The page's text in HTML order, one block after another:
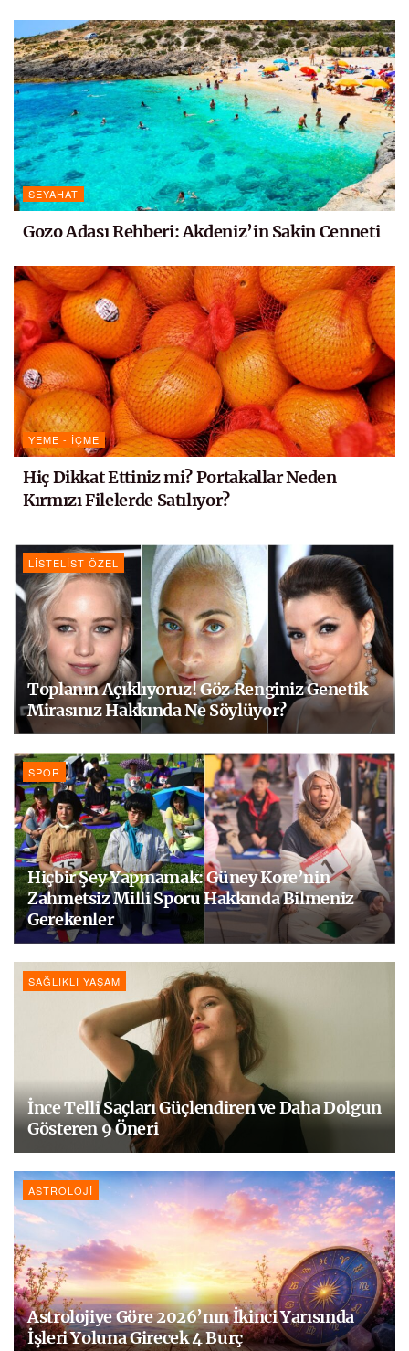
SEYAHAT
Gozo Adası Rehberi: Akdeniz’in Sakin Cenneti
YEME - İÇME
Hiç Dikkat Ettiniz mi? Portakallar Neden
Kırmızı Filelerde Satılıyor?
LISTELIST ÖZEL
Toplanın Açıklıyoruz! Göz Renginiz Genetik
Mirasınız Hakkında Ne Söylüyor?
SPOR
Hiçbir Şey Yapmamak: Güney Kore’nin
Zahmetsiz Milli Sporu Hakkında Bilmeniz
Gerekenler
SAĞLIKLI YAŞAM
İnce Telli Saçları Güçlendiren ve Daha Dolgun
Gösteren 9 Öneri
ASTROLOJI
Astrolojiye Göre 2026’nın İkinci Yarısında
İşleri Yoluna Girecek 4 Burç